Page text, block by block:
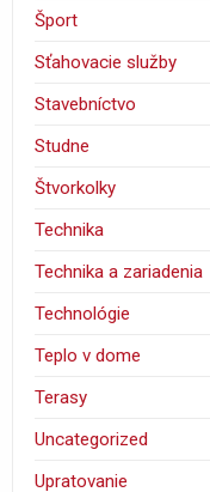
Šport
Sťahovacie služby
Stavebníctvo
Studne
Štvorkolky
Technika
Technika a zariadenia
Technológie
Teplo v dome
Terasy
Uncategorized
Upratovanie